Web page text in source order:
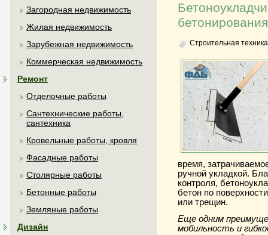
Загородная недвижимость
Жилая недвижимость
Зарубежная недвижимость
Коммерческая недвижимость
Ремонт
Отделочные работы
Сантехнические работы,
сантехника
Кровельные работы, кровля
Фасадные работы
Столярные работы
Бетонные работы
Земляные работы
Дизайн
бетонирования
Строительная техника
время,
ручной укладкой.
контроля,
бетон по
или трещин.
Еще одним
мобильность и